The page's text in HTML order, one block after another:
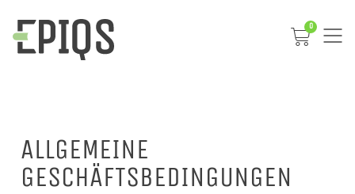
0
ALLGEMEINE
GESCHÄFTSBEDINGUNGEN